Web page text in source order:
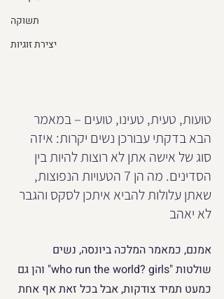
תשוקה
יצירת זוגיות
טועות, טעית, טעינו, טועים – במאמר
הבא בדקתי עבורכן נשים יקרות: איזה
סוג של אישה אתן לא רוצות להיות בין
הסדינים. מה הן 7 הטעויות הנפוצות,
שאתן עלולות להביא איתכן לסקס והגבר
לא יאהב
אמנם, כמאמר המלכה ביונסה, נשים
שולטות "who run the world? girls" והן גם
כמעט תמיד צודקות, אבל בכל זאת אף אחת